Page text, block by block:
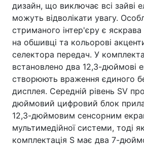
дизайн, що виключає всі зайві
можуть відволікати увагу.
стриманого інтер'єру є
на обшивці та кольорові
селектора передач. У
встановлено два 12,3-дюймові
створюють враження єдиного
дисплея. Середній рівень SV
дюймовий цифровий блок
12,3-дюймовим сенсорним
мультимедійної системи, тоді
комплектація S має два 7-